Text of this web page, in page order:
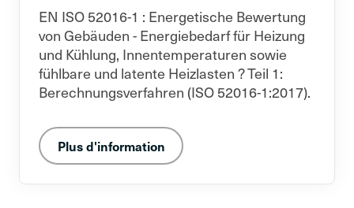
EN ISO 52016-1 : Energetische Bewertung
von Gebäuden - Energiebedarf für Heizung
und Kühlung, Innentemperaturen sowie
fühlbare und latente Heizlasten ? Teil 1:
Berechnungsverfahren (ISO 52016-1:2017).
Plus d'information